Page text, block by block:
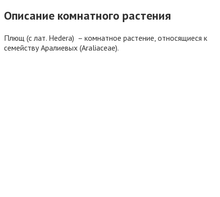
Описание комнатного растения
Плющ (с лат. Hedera) – комнатное растение, относящиеся к
семейству Аралиевых (Araliaceae).